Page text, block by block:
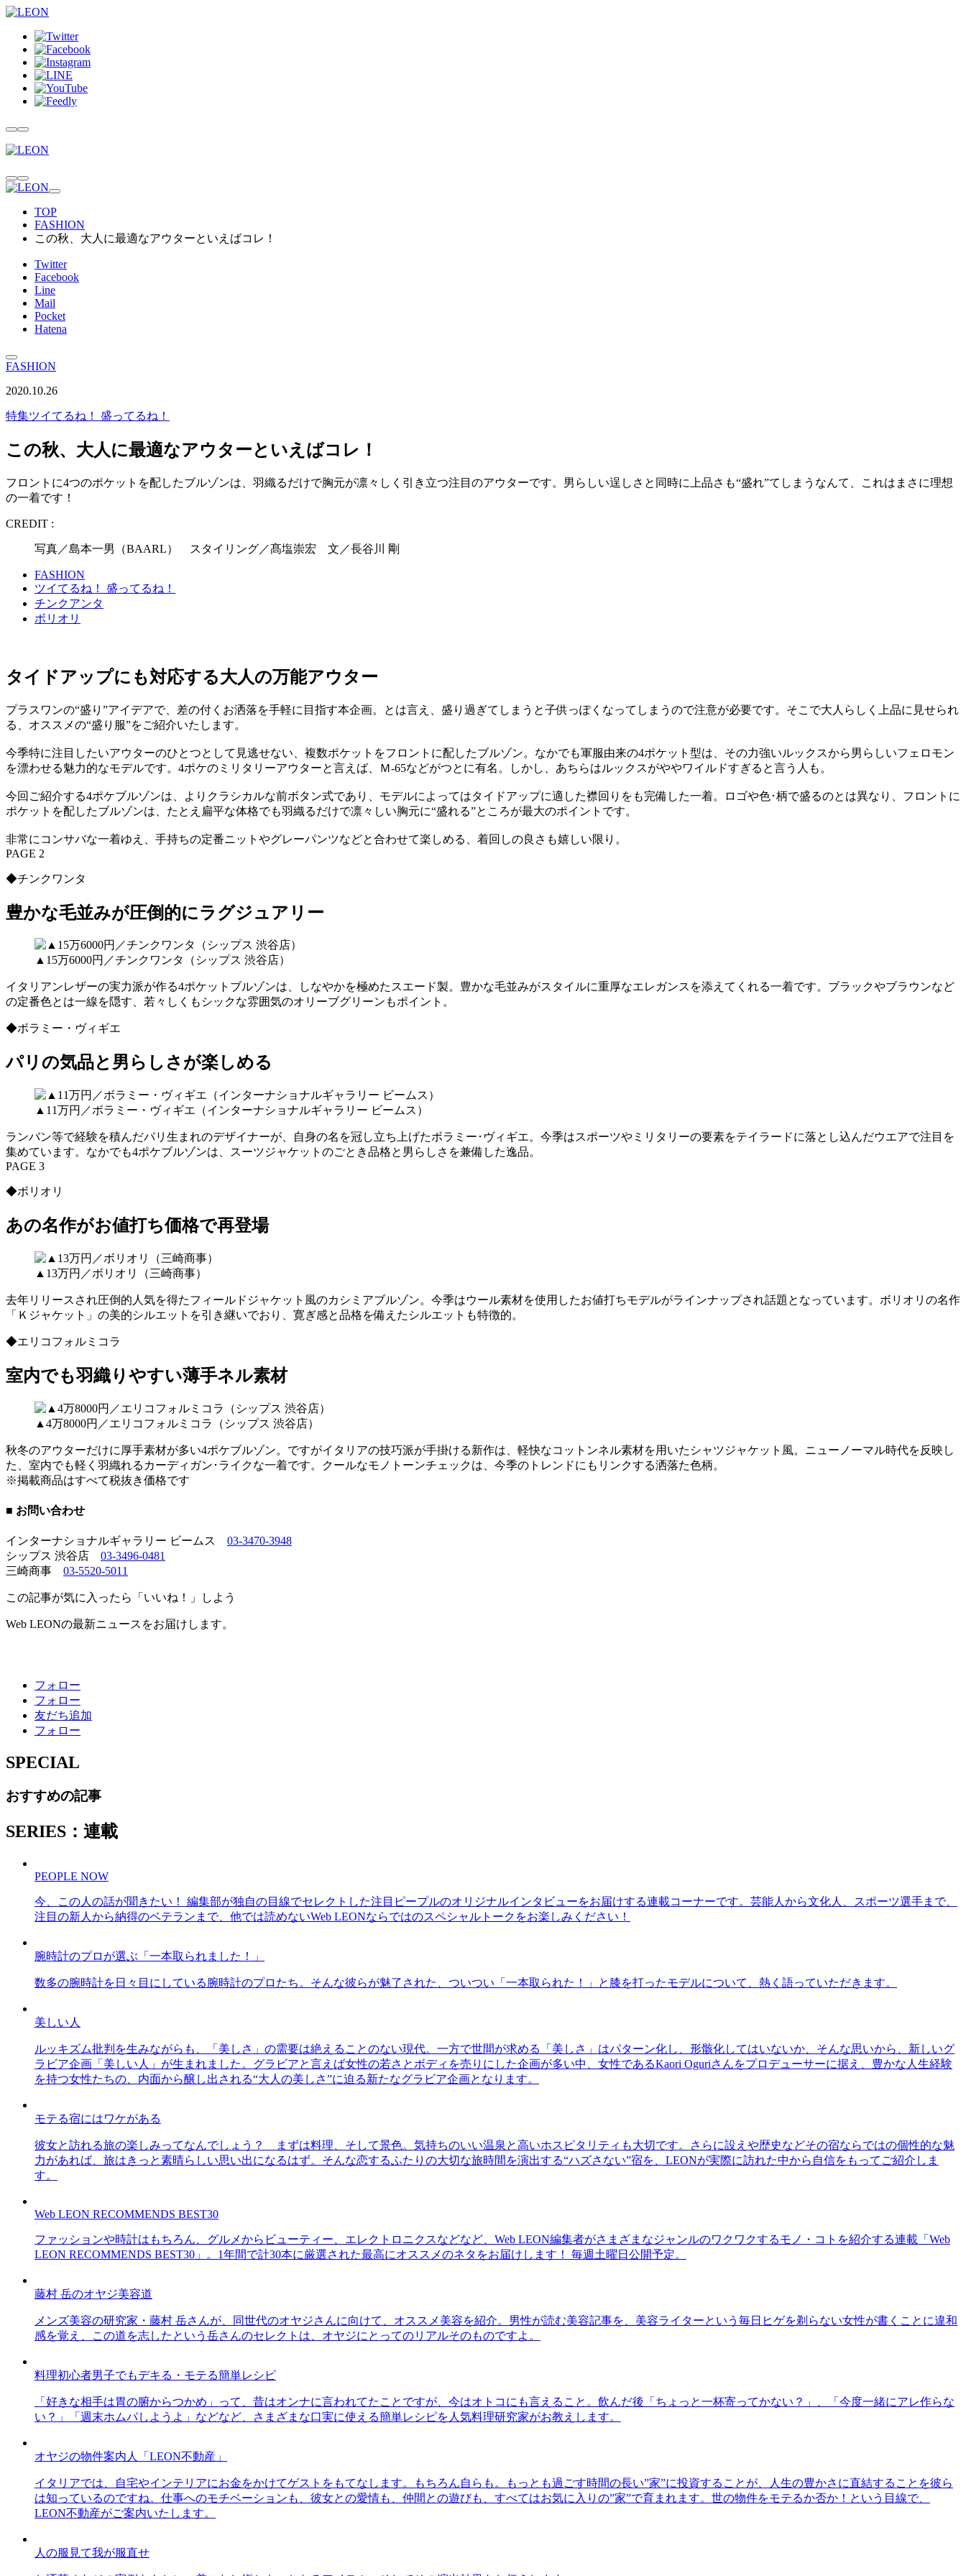
TOP
FASHION
この秋、大人に最適なアウターといえばコレ！
Twitter
Facebook
Line
Mail
Pocket
Hatena
FASHION
2020.10.26
特集ツイてるね！ 盛ってるね！
この秋、大人に最適なアウターといえばコレ！
フロントに4つのポケットを配したブルゾンは、羽織るだけで胸元が凛々しく引き立つ注目のアウターです。男らしい逞しさと同時に上品さも“盛れ”てしまうなんて、これはまさに理想
の一着です！
CREDIT :
写真／島本一男（BAARL） スタイリング／髙塩崇宏 文／長谷川 剛
FASHION
ツイてるね！ 盛ってるね！
チンクアンタ
ボリオリ
タイドアップにも対応する大人の万能アウター
プラスワンの“盛り”アイデアで、差の付くお洒落を手軽に目指す本企画。とは言え、盛り過ぎてしまうと子供っぽくなってしまうので注意が必要です。そこで大人らしく上品に見せられ
る、オススメの“盛り服”をご紹介いたします。
今季特に注目したいアウターのひとつとして見逃せない、複数ポケットをフロントに配したブルゾン。なかでも軍服由来の4ポケット型は、その力強いルックスから男らしいフェロモン
を漂わせる魅力的なモデルです。4ポケのミリタリーアウターと言えば、Ｍ-65などがつとに有名。しかし、あちらはルックスがややワイルドすぎると言う人も。
今回ご紹介する4ポケブルゾンは、よりクラシカルな前ボタン式であり、モデルによってはタイドアップに適した襟回りをも完備した一着。ロゴや色･柄で盛るのとは異なり、フロントに
ポケットを配したブルゾンは、たとえ扁平な体格でも羽織るだけで凛々しい胸元に“盛れる”ところが最大のポイントです。
非常にコンサバな一着ゆえ、手持ちの定番ニットやグレーパンツなどと合わせて楽しめる、着回しの良さも嬉しい限り。
PAGE 2
◆チンクワンタ
豊かな毛並みが圧倒的にラグジュアリー
▲15万6000円／チンクワンタ（シップス 渋谷店）
イタリアンレザーの実力派が作る4ポケットブルゾンは、しなやかを極めたスエード製。豊かな毛並みがスタイルに重厚なエレガンスを添えてくれる一着です。ブラックやブラウンなど
の定番色とは一線を隠す、若々しくもシックな雰囲気のオリーブグリーンもポイント。
◆ボラミー・ヴィギエ
パリの気品と男らしさが楽しめる
▲11万円／ボラミー・ヴィギエ（インターナショナルギャラリー ビームス）
ランバン等で経験を積んだパリ生まれのデザイナーが、自身の名を冠し立ち上げたボラミー･ヴィギエ。今季はスポーツやミリタリーの要素をテイラードに落とし込んだウエアで注目を
集めています。なかでも4ポケブルゾンは、スーツジャケットのごとき品格と男らしさを兼備した逸品。
PAGE 3
◆ボリオリ
あの名作がお値打ち価格で再登場
▲13万円／ボリオリ（三崎商事）
去年リリースされ圧倒的人気を得たフィールドジャケット風のカシミアブルゾン。今季はウール素材を使用したお値打ちモデルがラインナップされ話題となっています。ボリオリの名作
「Ｋジャケット」の美的シルエットを引き継いでおり、寛ぎ感と品格を備えたシルエットも特徴的。
◆エリコフォルミコラ
室内でも羽織りやすい薄手ネル素材
▲4万8000円／エリコフォルミコラ（シップス 渋谷店）
秋冬のアウターだけに厚手素材が多い4ポケブルゾン。ですがイタリアの技巧派が手掛ける新作は、軽快なコットンネル素材を用いたシャツジャケット風。ニューノーマル時代を反映し
た、室内でも軽く羽織れるカーディガン･ライクな一着です。クールなモノトーンチェックは、今季のトレンドにもリンクする洒落た色柄。
※掲載商品はすべて税抜き価格です
■ お問い合わせ
インターナショナルギャラリー ビームス 03-3470-3948
シップス 渋谷店 03-3496-0481
三崎商事 03-5520-5011
この記事が気に入ったら「いいね！」しよう
Web LEONの最新ニュースをお届けします。
フォロー
フォロー
友だち追加
フォロー
SPECIAL
おすすめの記事
SERIES：連載
PEOPLE NOW
今、この人の話が聞きたい！ 編集部が独自の目線でセレクトした注目ピープルのオリジナルインタビューをお届けする連載コーナーです。芸能人から文化人、スポーツ選手まで、
注目の新人から納得のベテランまで、他では読めないWeb LEONならではのスペシャルトークをお楽しみください！
腕時計のプロが選ぶ「一本取られました！」
数多の腕時計を日々目にしている腕時計のプロたち。そんな彼らが魅了された、ついつい「一本取られた！」と膝を打ったモデルについて、熱く語っていただきます。
美しい人
ルッキズム批判を生みながらも、「美しさ」の需要は絶えることのない現代。一方で世間が求める「美しさ」はパターン化し、形骸化してはいないか、そんな思いから、新しいグ
ラビア企画「美しい人」が生まれました。グラビアと言えば女性の若さとボディを売りにした企画が多い中、女性であるKaori Oguriさんをプロデューサーに据え、豊かな人生経験
を持つ女性たちの、内面から醸し出される“大人の美しさ”に迫る新たなグラビア企画となります。
モテる宿にはワケがある
彼女と訪れる旅の楽しみってなんでしょう？ まずは料理、そして景色。気持ちのいい温泉と高いホスピタリティも大切です。さらに設えや歴史などその宿ならではの個性的な魅
力があれば、旅はきっと素晴らしい思い出になるはず。そんな恋するふたりの大切な旅時間を演出する“ハズさない”宿を、LEONが実際に訪れた中から自信をもってご紹介しま
す。
Web LEON RECOMMENDS BEST30
ファッションや時計はもちろん、グルメからビューティー、エレクトロニクスなどなど、Web LEON編集者がさまざまなジャンルのワクワクするモノ・コトを紹介する連載「Web
LEON RECOMMENDS BEST30」。1年間で計30本に厳選された最高にオススメのネタをお届けします！ 毎週土曜日公開予定。
藤村 岳のオヤジ美容道
メンズ美容の研究家・藤村 岳さんが、同世代のオヤジさんに向けて、オススメ美容を紹介。男性が読む美容記事を、美容ライターという毎日ヒゲを剃らない女性が書くことに違和
感を覚え、この道を志したという岳さんのセレクトは、オヤジにとってのリアルそのものですよ。
料理初心者男子でもデキる・モテる簡単レシピ
「好きな相手は胃の腑からつかめ」って、昔はオンナに言われてたことですが、今はオトコにも言えること。飲んだ後「ちょっと一杯寄ってかない？」、「今度一緒にアレ作らな
い？」「週末ホムパしようよ」などなど、さまざまな口実に使える簡単レシピを人気料理研究家がお教えします。
オヤジの物件案内人「LEON不動産」
イタリアでは、自宅やインテリアにお金をかけてゲストをもてなします。もちろん自らも。もっとも過ごす時間の長い”家”に投資することが、人生の豊かさに直結することを彼ら
は知っているのですね。仕事へのモチベーションも、彼女との愛情も、仲間との遊びも、すべてはお気に入りの”家”で育まれます。世の物件をモテるか否か！という目線で、
LEON不動産がご案内いたします。
人の服見て我が服直せ